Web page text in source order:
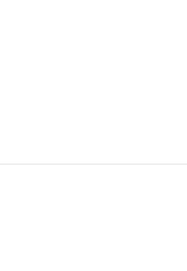
первом этаже